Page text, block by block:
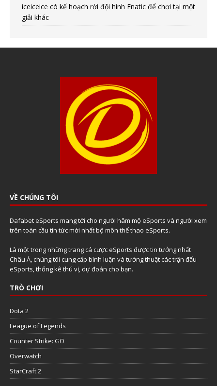
iceiceice có kế hoạch rời đội hình Fnatic để chơi tại một
giải khác
VỀ CHÚNG TÔI
Dafabet eSports mang tới cho người hâm mộ eSports và người xem
trên toàn cầu tin tức mới nhất bộ môn thể thao eSports.
Là một trong những trang cá cược eSports được tin tưởng nhất
Châu Á, chúng tôi cung cấp bình luận và tường thuật các trận đấu
eSports, thống kê thú vị, dự đoán cho bạn.
TRÒ CHƠI
Dota 2
League of Legends
Counter Strike: GO
Overwatch
StarCraft 2